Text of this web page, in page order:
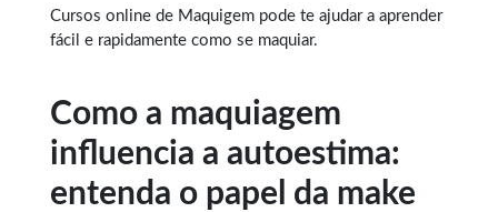
Cursos online de Maquigem pode te ajudar a aprender
fácil e rapidamente como se maquiar.
Como a maquiagem
influencia a autoestima:
entenda o papel da make